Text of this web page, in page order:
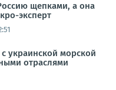
щепками, а она
эксперт
украинской морской
отраслями